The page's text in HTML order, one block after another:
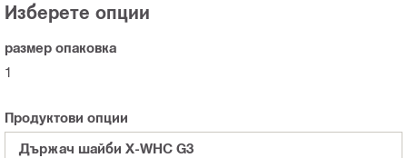
Изберете опции
размер опаковка
1
Продуктови опции
Държач шайби X-WHC G3